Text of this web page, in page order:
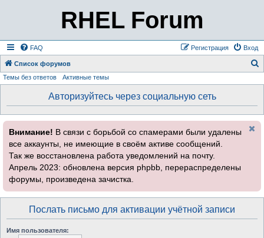
RHEL Forum
FAQ Вход
Регистрация
Список форумов
Темы без ответов Активные темы
Авторизуйтесь через социальную сеть
Внимание! В связи с борьбой со спамерами были удалены
все аккаунты, не имеющие в своём активе сообщений.
Так же восстановлена работа уведомлений на почту.
Апрель 2023: обновлена версия phpbb, перераспределены
форумы, произведена зачистка.
Послать письмо для активации учётной записи
Имя пользователя: